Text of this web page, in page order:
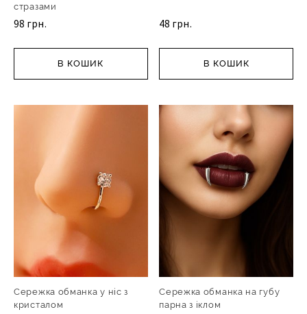
стразами
98 грн.
В КОШИК
48 грн.
В КОШИК
Сережка обманка у ніс з
кристалом
Сережка обманка на губу
парна з іклом